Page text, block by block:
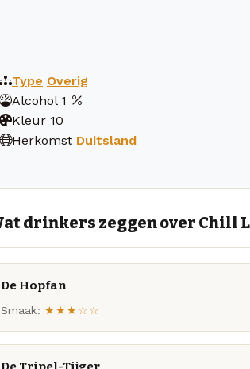
Type Overig
Alcohol 1
Kleur 10
Herkomst Duitsland
drinkers zeggen over Chill
De Hopfan
Smaak: ★★★☆☆